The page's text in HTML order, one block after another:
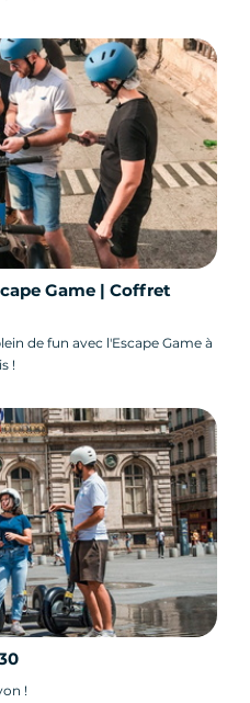
Game | Coffret
de fun avec l'Escape Game à
!
!